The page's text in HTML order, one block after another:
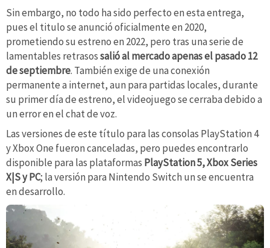
Sin embargo, no todo ha sido perfecto en esta entrega,
pues el titulo se anunció oficialmente en 2020,
prometiendo su estreno en 2022, pero tras una serie de
lamentables retrasossalió al mercado apenas el pasado 12
de septiembre. También exige de una conexión
permanente a internet, aun para partidas locales, durante
su primer día de estreno, el videojuego se cerraba debido a
un error en el chat de voz.
Las versiones de este título para las consolas PlayStation 4
y Xbox One fueron canceladas, pero puedes encontrarlo
disponible para las plataformas PlayStation 5, Xbox Series
X|S y PC; la versión para Nintendo Switch un se encuentra
en desarrollo.